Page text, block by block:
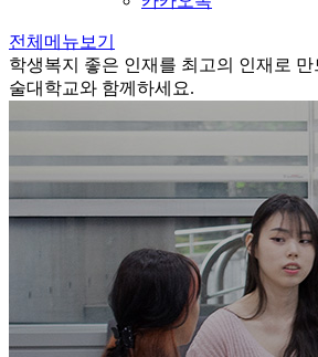
전체메뉴보기
학생복지 좋은 인재를 최고의 인재로 만
술대학교와 함께하세요.